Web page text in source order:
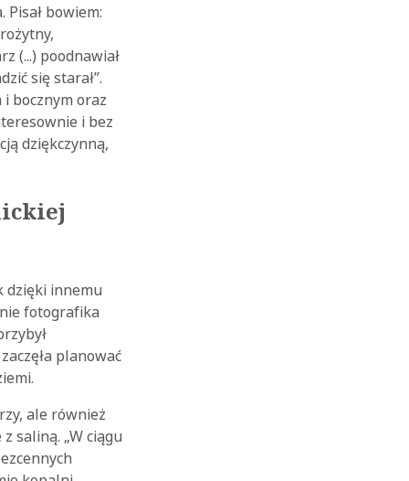
Pisał bowiem:
(...) poodnawiał
się starał”.
bocznym oraz
i bez
dziękczynną,
dzięki innemu
fotografika
planować
ale również
saliną. „W ciągu